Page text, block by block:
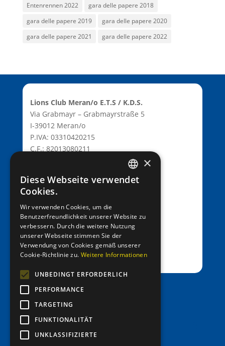
Entenrennen 2022
gara delle papere 2018
gara delle papere 2019
gara delle papere 2020
gara delle papere 2021
gara delle papere 2022
Lions Club Meran/o E.T.S / K.D.S.
Via Grabmayr – Grabmayrstraße 5
I-39012 Meran/o
P.IVA: 03310420215
C.F.: 82013080211
Fil.: Rennweg 42, 39012 Meran/o
IBAN: IT39C0811258591000303200680
SWIFT-BIC: RZSBIT21101
office@entenrennen.it
GERMAN
×
Diese Webseite verwendet
Cookies.
Wir verwenden Cookies, um die
Benutzerfreundlichkeit unserer Website zu
verbessern. Durch die weitere Nutzung
unserer Webseite stimmen Sie der
Verwendung von Cookies gemäß unserer
Cookie-Richtlinie zu. Weitere Informationen
UNBEDINGT ERFORDERLICH
PERFORMANCE
TARGETING
FUNKTIONALITÄT
UNKLASSIFIZIERTE